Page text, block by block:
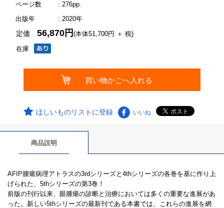
ページ数
: 276pp.
出版年
: 2020年
在庫
定価56,870円(本体51,700円 ＋ 税)
ほしいものリストに登録 いいね
商品説明
AFIP腫瘍病理アトラスの3rdシリーズと4thシリーズの各巻を基に作り上
げられた、5thシリーズの第3巻！
前版の刊行以来、眼腫瘍の診断と治療においては多くの重要な進展があ
った。新しい5thシリーズの最新刊である本書では、これらの進展を網